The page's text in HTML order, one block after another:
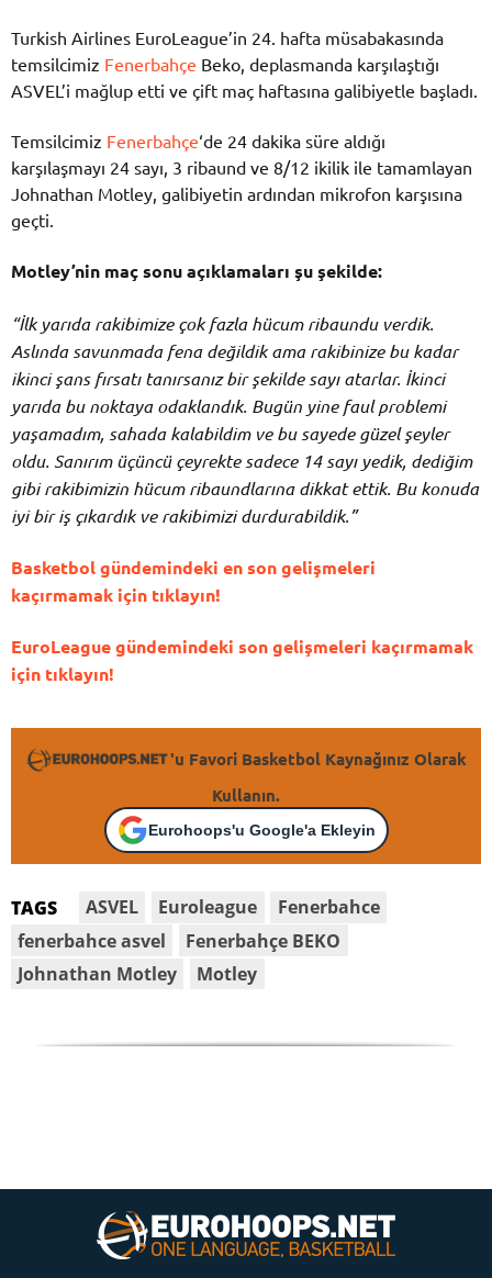
Turkish Airlines EuroLeague’in 24. hafta müsabakasında
temsilcimiz Fenerbahçe Beko, deplasmanda karşılaştığı
ASVEL’i mağlup etti ve çift maç haftasına galibiyetle başladı.
Temsilcimiz Fenerbahçe‘de 24 dakika süre aldığı
karşılaşmayı 24 sayı, 3 ribaund ve 8/12 ikilik ile tamamlayan
Johnathan Motley, galibiyetin ardından mikrofon karşısına
geçti.
Motley’nin maç sonu açıklamaları şu şekilde:
“İlk yarıda rakibimize çok fazla hücum ribaundu verdik.
Aslında savunmada fena değildik ama rakibinize bu kadar
ikinci şans fırsatı tanırsanız bir şekilde sayı atarlar. İkinci
yarıda bu noktaya odaklandık. Bugün yine faul problemi
yaşamadım, sahada kalabildim ve bu sayede güzel şeyler
oldu. Sanırım üçüncü çeyrekte sadece 14 sayı yedik, dediğim
gibi rakibimizin hücum ribaundlarına dikkat ettik. Bu konuda
iyi bir iş çıkardık ve rakibimizi durdurabildik.”
Basketbol gündemindeki en son gelişmeleri
kaçırmamak için tıklayın!
EuroLeague gündemindeki son gelişmeleri kaçırmamak
için tıklayın!
'u Favori Basketbol Kaynağınız Olarak
Kullanın.
Eurohoops'u Google'a Ekleyin
TAGS ASVEL Euroleague
Fenerbahce
fenerbahce asvel
Fenerbahçe BEKO
Johnathan Motley
Motley